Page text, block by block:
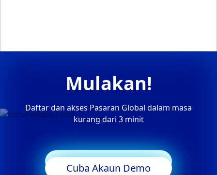
Mulakan!
Daftar dan akses Pasaran Global dalam masa
kurang dari 3 minit
Mula Berdagang
Cuba Akaun Demo